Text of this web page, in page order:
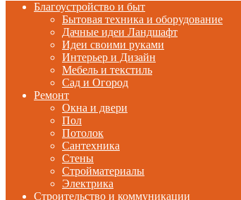
Благоустройство и быт
Бытовая техника и оборудование
Дачные идеи Ландшафт
Идеи своими руками
Интерьер и Дизайн
Мебель и текстиль
Сад и Огород
Ремонт
Окна и двери
Пол
Потолок
Сантехника
Стены
Стройматериалы
Электрика
Строительство и коммуникации